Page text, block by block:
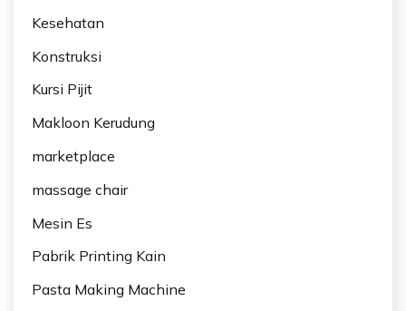
Kesehatan
Konstruksi
Kursi Pijit
Makloon Kerudung
marketplace
massage chair
Mesin Es
Pabrik Printing Kain
Pasta Making Machine